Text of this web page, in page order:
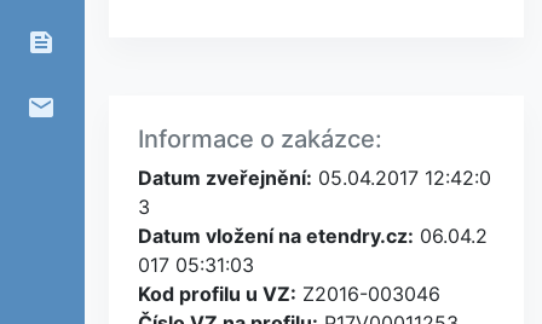
feed
email
Informace o zakázce:
Datum zveřejnění: 05.04.2017 12:42:0
3
Datum vložení na etendry.cz: 06.04.2
017 05:31:03
Kod profilu u VZ: Z2016-003046